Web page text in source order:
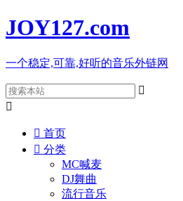
JOY127.com
一个稳定,可靠,好听的音乐外链网


 首页
 分类
MC喊麦
DJ舞曲
流行音乐